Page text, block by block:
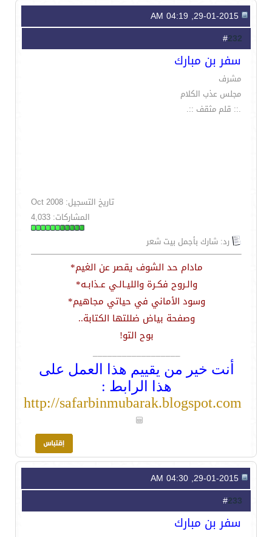
232
سفر بن مبارك
مشرف
مجلس عذب الكلام
.:: قلم مثقف ::.
تاريخ التسجيل: Oct 2008
المشاركات: 4,033
رد: شارك بأجمل بيت شعر
مادام حد الشوف يقصر عن الغيم*
والـروح فكـرة والليـالـي عـذابـه*
وسود الأماني في حياتي مجاهيم*
وصفحة بياض ضللتها الكتابة..
بوح التو!
__________________
أنت خير من يقييم هذا العمل على
هذا الرابط :
http://safarbinmubarak.blogspot.com
233
سفر بن مبارك